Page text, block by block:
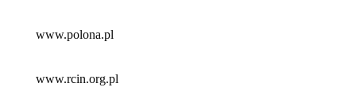
www.polona.pl
www.rcin.org.pl